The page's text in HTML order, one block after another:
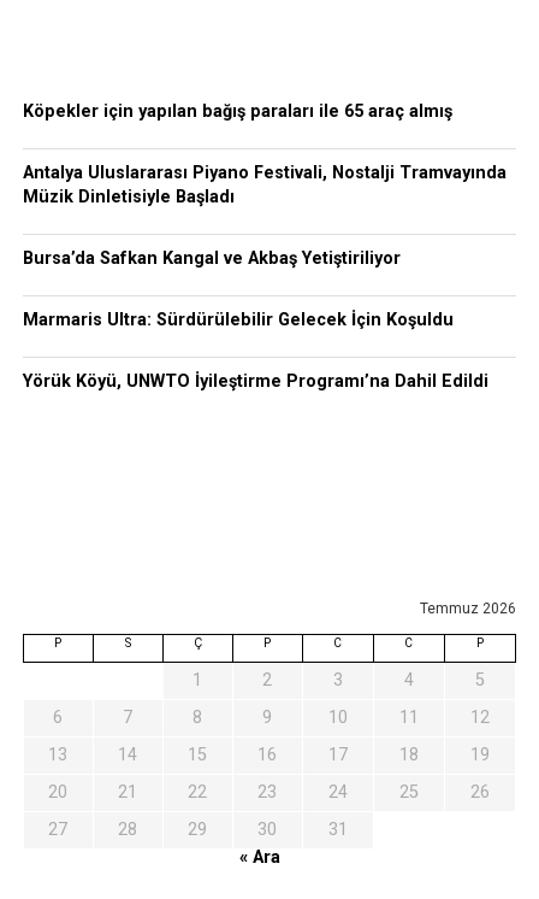
Köpekler için yapılan bağış paraları ile 65 araç almış
Antalya Uluslararası Piyano Festivali, Nostalji Tramvayında
Müzik Dinletisiyle Başladı
Bursa’da Safkan Kangal ve Akbaş Yetiştiriliyor
Marmaris Ultra: Sürdürülebilir Gelecek İçin Koşuldu
Yörük Köyü, UNWTO İyileştirme Programı’na Dahil Edildi
Temmuz 2026
P S Ç P C C P
1 2 3 4
5
6
7 8 9 10 11
12
13
14 15 16 17 18
19
20
21 22 23 24 25
26
27
28 29 30
31
« Ara